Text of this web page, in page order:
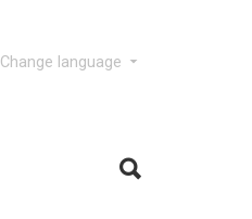
Change language